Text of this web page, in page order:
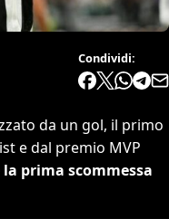
Condividi:
da un gol, il primo
e dal premio MVP
prima scommessa